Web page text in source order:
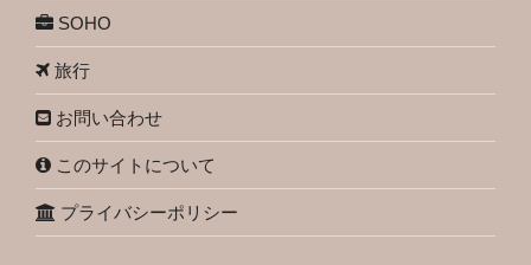
SOHO
旅行
お問い合わせ
このサイトについて
プライバシーポリシー